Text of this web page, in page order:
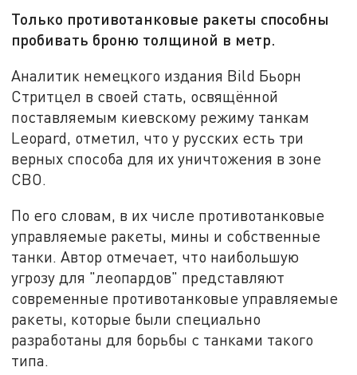
Только противотанковые ракеты способны
пробивать броню толщиной в метр.
Аналитик немецкого издания Bild Бьорн
Стритцел в своей стать, освящённой
поставляемым киевскому режиму танкам
Leopard, отметил, что у русских есть три
верных способа для их уничтожения в зоне
СВО.
По его словам, в их числе противотанковые
управляемые ракеты, мины и собственные
танки. Автор отмечает, что наибольшую
угрозу для "леопардов" представляют
современные противотанковые управляемые
ракеты, которые были специально
разработаны для борьбы с танками такого
типа.